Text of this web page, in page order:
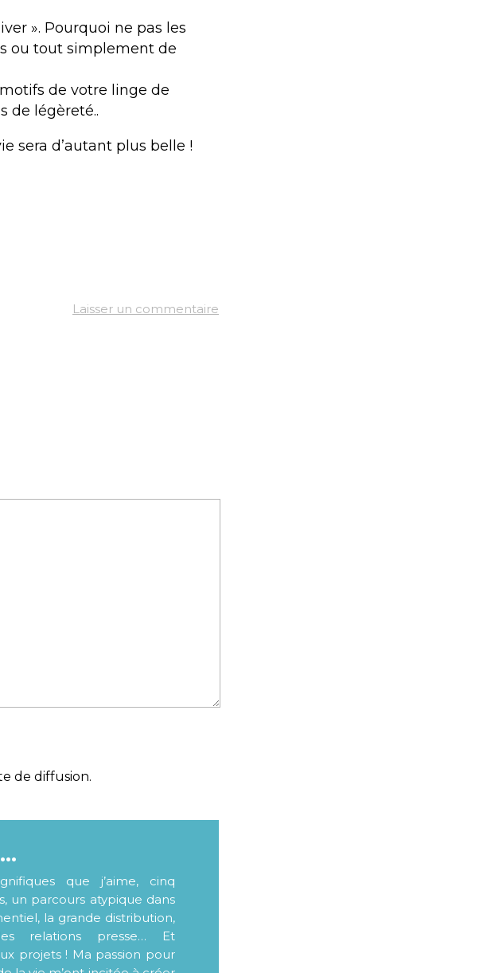
». Pourquoi ne pas les
ou tout simplement de
de votre linge de
de légèreté..
sera d’autant plus belle !
Laisser un commentaire
de diffusion.
que j’aime, cinq
un parcours atypique dans
la grande distribution,
relations presse… Et
projets ! Ma passion pour